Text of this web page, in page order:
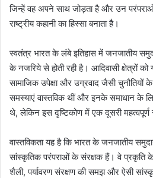
जिन्हें वह अपने साथ जोड़ता है और उन
राष्ट्रीय कहानी का हिस्सा बनाता है।
स्वतंत्र भारत के लंबे इतिहास में जनजातीय
के नजरिये से होती रही है। आदिवासी क्षेत्रों को
सामाजिक उपेक्षा और उग्रवाद जैसी चुनौतियों
समस्याएं वास्तविक थीं और इनके समाधान के
थे, लेकिन इस दृष्टिकोण में एक दूसरी
वास्तविकता यह है कि भारत के जनजातीय
सांस्कृतिक परंपराओं के संरक्षक हैं। वे प्रकृति
शैली, पर्यावरण संरक्षण की समझ और ऐसी